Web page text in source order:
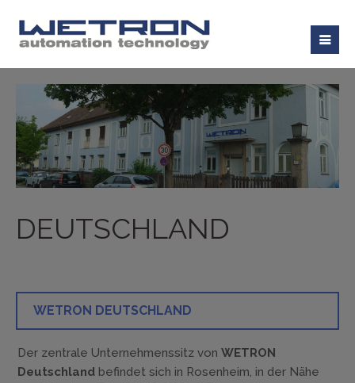
DEUTSCHLAND
WETRON DEUTSCHLAND
Der zentrale Unternehmenssitz von WETRON
Deutschland befindet sich in Rosenheim, in der Nähe